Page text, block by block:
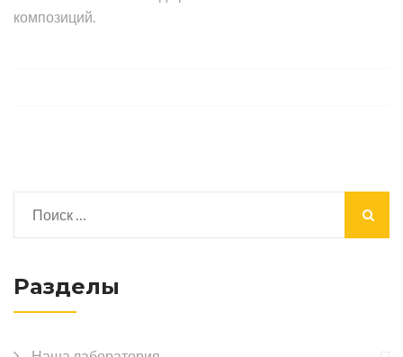
композиций.
Разделы